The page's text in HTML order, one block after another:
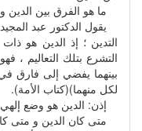
ما هو الفرق بين الدين و
يقول الدكتور عبد المجيد
التدين ؛ إذ الدين هو ذات
التشرع بتلك التعاليم ،
بينهما يفضي إلى فارق في
لكل منهما)(كتاب الأمة).
إذن: الدين هو وضع إلهي
متى كان الدين و متى كان